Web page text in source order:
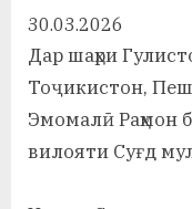
30.03.2026
Дар шаҳри
Тоҷикистон,
Эмомалӣ Раҳмон
вилояти Суғд